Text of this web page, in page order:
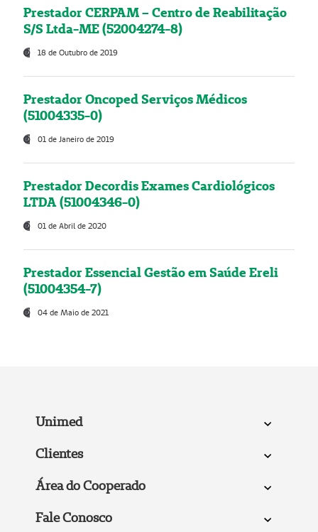
Prestador CERPAM – Centro de Reabilitação
S/S Ltda-ME (52004274-8)
18 de Outubro de 2019
Prestador Oncoped Serviços Médicos
(51004335-0)
01 de Janeiro de 2019
Prestador Decordis Exames Cardiológicos
LTDA (51004346-0)
01 de Abril de 2020
Prestador Essencial Gestão em Saúde Ereli
(51004354-7)
04 de Maio de 2021
Unimed
Clientes
Área do Cooperado
Fale Conosco